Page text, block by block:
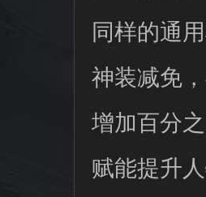
同样的通
神装减免
增加百分
赋能提升